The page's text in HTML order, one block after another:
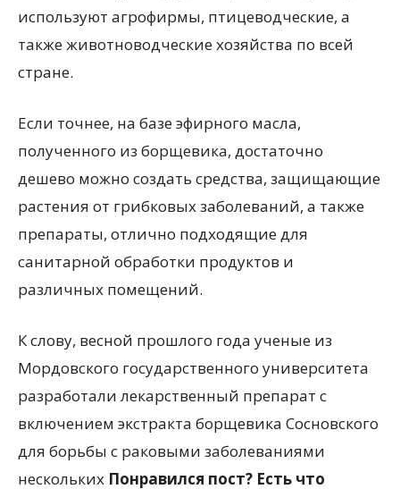
используют агрофирмы, птицеводческие, а
также животноводческие хозяйства по всей
стране.
Если точнее, на базе эфирного масла,
полученного из борщевика, достаточно
дешево можно создать средства, защищающие
растения от грибковых заболеваний, а также
препараты, отлично подходящие для
санитарной обработки продуктов и
различных помещений.
К слову, весной прошлого года ученые из
Мордовского государственного университета
разработали лекарственный препарат с
включением экстракта борщевика Сосновского
для борьбы с раковыми заболеваниями
нескольких Понравился пост? Есть что